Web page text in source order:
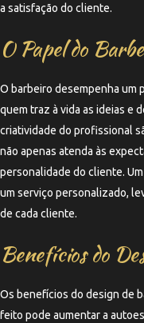
a satisfação do cliente.
O Papel do
O barbeiro desempenha um
quem traz à vida as ideias e
criatividade do profissional
não apenas atenda às
personalidade do cliente.
um serviço personalizado,
de cada cliente.
Benefícios do
Os benefícios do design de
feito pode aumentar a